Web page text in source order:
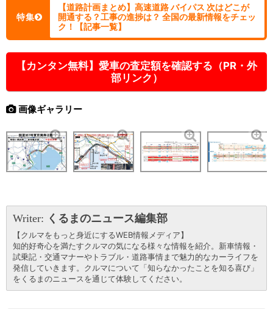
特集
【道路計画まとめ】高速道路 バイパス 次はどこが
開通する？工事の進捗は？ 全国の最新情報をチェッ
ク！【記事一覧】
【カンタン無料】愛車の査定額を確認する（PR・外
部リンク）
画像ギャラリー
Writer: くるまのニュース編集部
【クルマをもっと身近にするWEB情報メディア】
知的好奇心を満たすクルマの気になる様々な情報を紹介。新車情報・
試乗記・交通マナーやトラブル・道路事情まで魅力的なカーライフを
発信していきます。クルマについて「知らなかったことを知る喜び」
をくるまのニュースを通じて体験してください。